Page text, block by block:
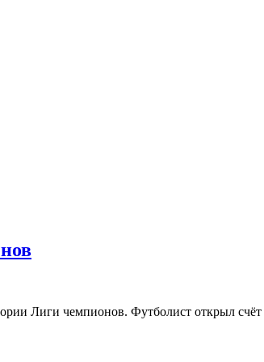
Лиги чемпионов. Футболист открыл счёт